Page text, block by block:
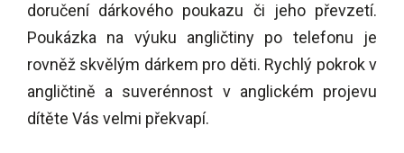
doručení dárkového poukazu či jeho převzetí.
Poukázka na výuku angličtiny po telefonu je
rovněž skvělým dárkem pro děti. Rychlý pokrok v
angličtině a suverénnost v anglickém projevu
dítěte Vás velmi překvapí.